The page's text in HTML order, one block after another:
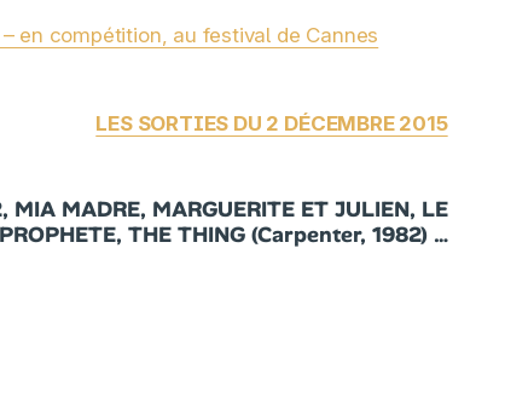
en compétition, au festival de Cannes
LES SORTIES DU 2 DÉCEMBRE 2015
MADRE, MARGUERITE ET JULIEN, LE
PROPHETE, THE THING (Carpenter, 1982) …